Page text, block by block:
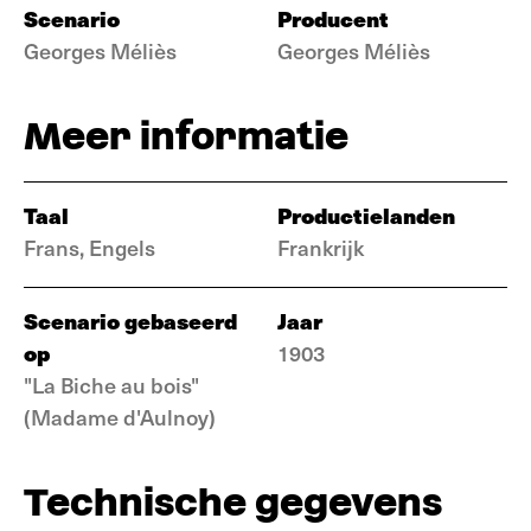
Scenario
Georges Méliès
Producent
Georges Méliès
Meer informatie
Taal
Frans, Engels
Productielanden
Frankrijk
Scenario gebaseerd
op
"La Biche au bois"
(Madame d'Aulnoy)
Jaar
1903
Technische gegevens